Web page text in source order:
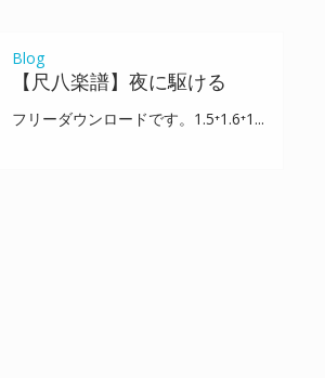
Blog
【尺八楽譜】夜に駆ける
フリーダウンロードです。1.5⁺1.6⁺1...